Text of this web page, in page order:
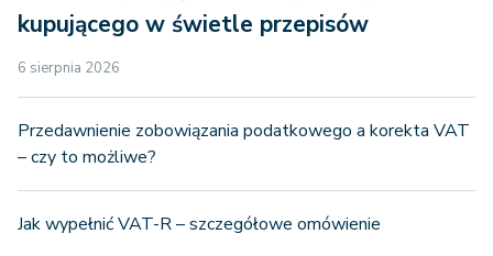
kupującego w świetle przepisów
6 sierpnia 2026
Przedawnienie zobowiązania podatkowego a korekta VAT
– czy to możliwe?
Jak wypełnić VAT-R – szczegółowe omówienie